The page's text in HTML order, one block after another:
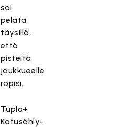
sai
pelata
täysillä,
että
pisteitä
joukkueelle
ropisi.
Tupla+
Katusähly-